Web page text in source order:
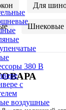
380 В
с
воздушные
Для
Шнековые